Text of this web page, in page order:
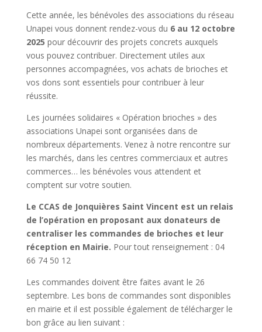
Cette année, les bénévoles des associations du réseau
Unapei vous donnent rendez-vous du 6 au 12 octobre
2025 pour découvrir des projets concrets auxquels
vous pouvez contribuer. Directement utiles aux
personnes accompagnées, vos achats de brioches et
vos dons sont essentiels pour contribuer à leur
réussite.
Les journées solidaires « Opération brioches » des
associations Unapei sont organisées dans de
nombreux départements. Venez à notre rencontre sur
les marchés, dans les centres commerciaux et autres
commerces… les bénévoles vous attendent et
comptent sur votre soutien.
Le CCAS de Jonquières Saint Vincent est un relais
de l’opération en proposant aux donateurs de
centraliser les commandes de brioches et leur
réception en Mairie. Pour tout renseignement : 04
66 74 50 12
Les commandes doivent être faites avant le 26
septembre. Les bons de commandes sont disponibles
en mairie et il est possible également de télécharger le
bon grâce au lien suivant :